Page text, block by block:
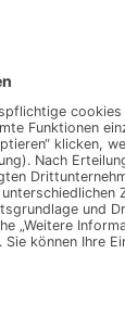
Sitemap
Spenden